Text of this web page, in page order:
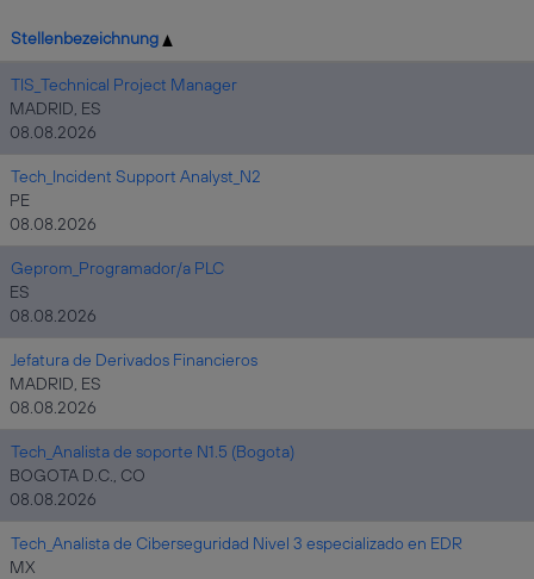
Stellenbezeichnung
TIS_Technical Project Manager
MADRID, ES
08.08.2026
Tech_Incident Support Analyst_N2
PE
08.08.2026
Geprom_Programador/a PLC
ES
08.08.2026
Jefatura de Derivados Financieros
MADRID, ES
08.08.2026
Tech_Analista de soporte N1.5 (Bogota)
BOGOTA D.C., CO
08.08.2026
Tech_Analista de Ciberseguridad Nivel 3 especializado en EDR
MX